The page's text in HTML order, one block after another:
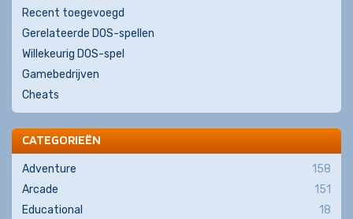
Recent toegevoegd
Gerelateerde DOS-spellen
Willekeurig DOS-spel
Gamebedrijven
Cheats
CATEGORIEËN
Adventure
158
Arcade
151
Educational
18